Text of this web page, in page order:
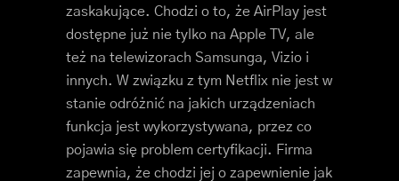
zaskakujące. Chodzi o to, że AirPlay jest
dostępne już nie tylko na Apple TV, ale
też na telewizorach Samsunga, Vizio i
innych. W związku z tym Netflix nie jest w
stanie odróżnić na jakich urządzeniach
funkcja jest wykorzystywana, przez co
pojawia się problem certyfikacji. Firma
zapewnia, że chodzi jej o zapewnienie jak